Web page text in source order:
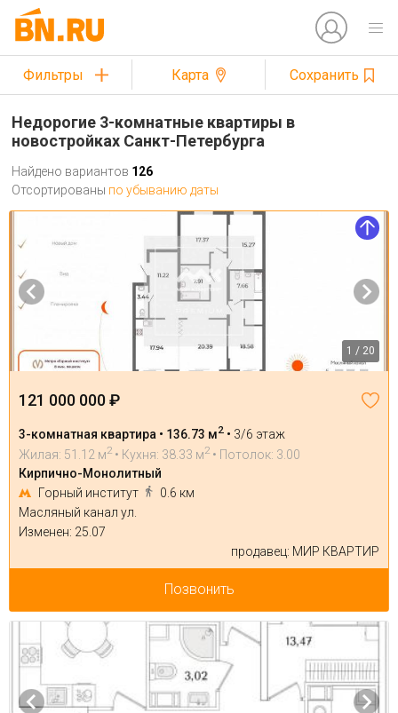
Фильтры Карта Сохранить
Недорогие 3-комнатные квартиры в
новостройках Санкт-Петербурга
Найдено вариантов 126
Отсортированы по убыванию даты
1 / 20
121 000 000 ₽
3-комнатная квартира • 136.73 м2 • 3/6 этаж
Жилая: 51.12 м2 • Кухня: 38.33 м2 • Потолок: 3.00
Кирпично-Монолитный
Горный институт
0.6 км
Масляный канал ул.
Изменен: 25.07
продавец: МИР КВАРТИР
Позвонить